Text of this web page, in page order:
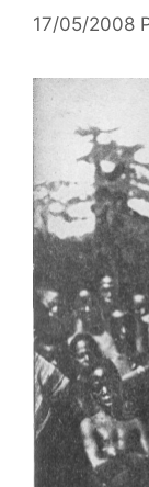
17/05/2008